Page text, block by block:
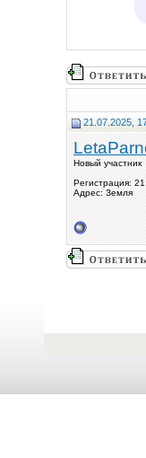
21.07.2025,
Новый участник
Регистрация:
Адрес: Земля